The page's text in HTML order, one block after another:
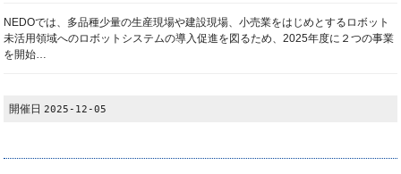
NEDOでは、多品種少量の生産現場や建設現場、小売業をはじめとするロボット
未活用領域へのロボットシステムの導入促進を図るため、2025年度に２つの事業
を開始…
開催日 2025-12-05